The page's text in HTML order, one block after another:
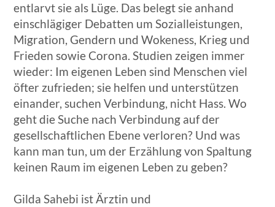
entlarvt sie als Lüge. Das belegt sie anhand
einschlägiger Debatten um Sozialleistungen,
Migration, Gendern und Wokeness, Krieg und
Frieden sowie Corona. Studien zeigen immer
wieder: Im eigenen Leben sind Menschen viel
öfter zufrieden; sie helfen und unterstützen
einander, suchen Verbindung, nicht Hass. Wo
geht die Suche nach Verbindung auf der
gesellschaftlichen Ebene verloren? Und was
kann man tun, um der Erzählung von Spaltung
keinen Raum im eigenen Leben zu geben?
Gilda Sahebi ist Ärztin und